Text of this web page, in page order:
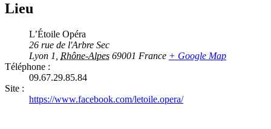
Lieu
L’Étoile Opéra
26 rue de l'Arbre Sec
Lyon 1
Rhône-Alpes 69001 France + Google Map
Téléphone :
09.67.29.85.84
Site :
https://www.facebook.com/letoile.opera/